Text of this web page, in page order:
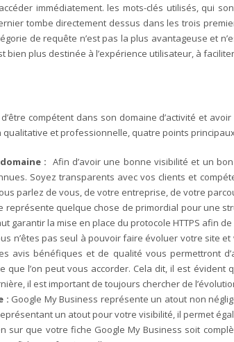
immédiatement. les mots-clés utilisés, qui
tombe directement dessus dans les trois
de requête n’est pas la plus avantageuse et
bien plus destinée à l’expérience utilisateur, à
compétent dans son domaine d’activité et
qualitative et professionnelle, quatre points
: Afin d’avoir une bonne visibilité et un
Soyez transparents avec vos clients et
parlez de vous, de votre entreprise, de votre
représente quelque chose de primordial pour une
garantir la mise en place du protocole HTTPS afin
n’êtes pas seul à pouvoir faire évoluer votre site
avis bénéfiques et de qualité vous permettront
que l’on peut vous accorder. Cela dit, il est
il est important de toujours chercher de
: Google My Business représente un atout non
un atout pour votre visibilité, il permet
sur que votre fiche Google My Business soit